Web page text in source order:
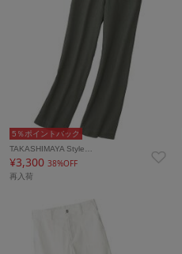
5％ポイントバック
TAKASHIMAYA Style…
¥3,300 38%OFF
再入荷